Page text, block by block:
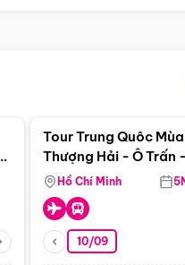
Tour Trung Quôc Mùa
Thượng Hải - Ô Trấn
(Tour Không
Hồ Chí Minh
10/09